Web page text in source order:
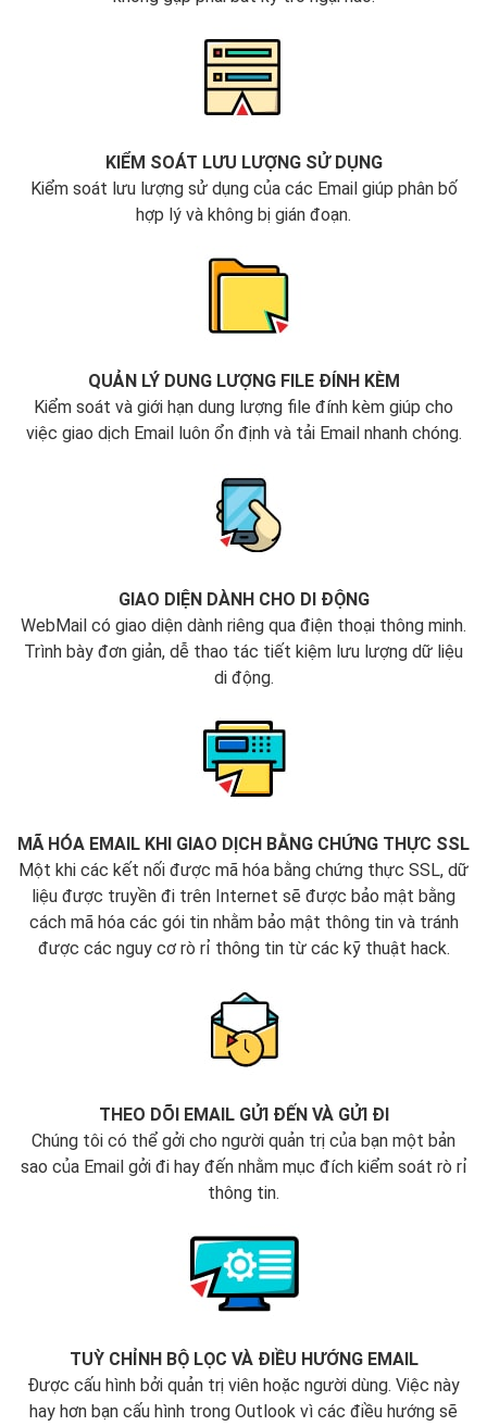
KIỂM SOÁT LƯU LƯỢNG SỬ DỤNG
Kiểm soát lưu lượng sử dụng của các Email giúp phân bố
hợp lý và không bị gián đoạn.
QUẢN LÝ DUNG LƯỢNG FILE ĐÍNH KÈM
Kiểm soát và giới hạn dung lượng file đính kèm giúp cho
việc giao dịch Email luôn ổn định và tải Email nhanh chóng.
GIAO DIỆN DÀNH CHO DI ĐỘNG
WebMail có giao diện dành riêng qua điện thoại thông minh.
Trình bày đơn giản, dễ thao tác tiết kiệm lưu lượng dữ liệu
di động.
MÃ HÓA EMAIL KHI GIAO DỊCH BẰNG CHỨNG THỰC SSL
Một khi các kết nối được mã hóa bằng chứng thực SSL, dữ
liệu được truyền đi trên Internet sẽ được bảo mật bằng
cách mã hóa các gói tin nhằm bảo mật thông tin và tránh
được các nguy cơ rò rỉ thông tin từ các kỹ thuật hack.
THEO DÕI EMAIL GỬI ĐẾN VÀ GỬI ĐI
Chúng tôi có thể gởi cho người quản trị của bạn một bản
sao của Email gởi đi hay đến nhằm mục đích kiểm soát rò rỉ
thông tin.
TUỲ CHỈNH BỘ LỌC VÀ ĐIỀU HƯỚNG EMAIL
Được cấu hình bởi quản trị viên hoặc người dùng. Việc này
hay hơn bạn cấu hình trong Outlook vì các điều hướng sẽ